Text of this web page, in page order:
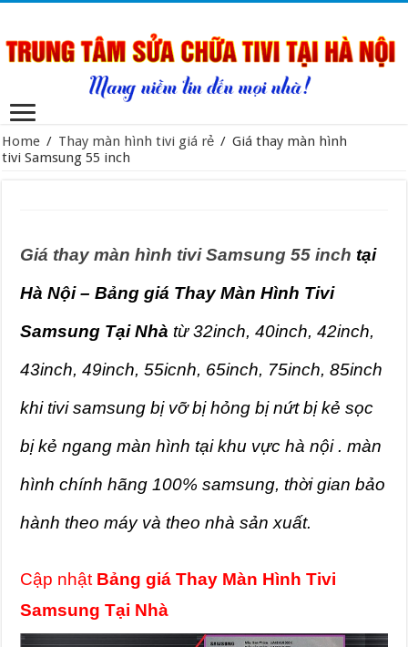
Home / Thay màn hình tivi giá rẻ / Giá thay màn hình
tivi Samsung 55 inch
Giá thay màn hình tivi Samsung 55 inch tại
Hà Nội – Bảng giá Thay Màn Hình Tivi
Samsung Tại Nhà từ 32inch, 40inch, 42inch,
43inch, 49inch, 55icnh, 65inch, 75inch, 85inch
khi tivi samsung bị vỡ bị hỏng bị nứt bị kẻ sọc
bị kẻ ngang màn hình tại khu vực hà nội . màn
hình chính hãng 100% samsung, thời gian bảo
hành theo máy và theo nhà sản xuất.
Cập nhật Bảng giá Thay Màn Hình Tivi
Samsung Tại Nhà